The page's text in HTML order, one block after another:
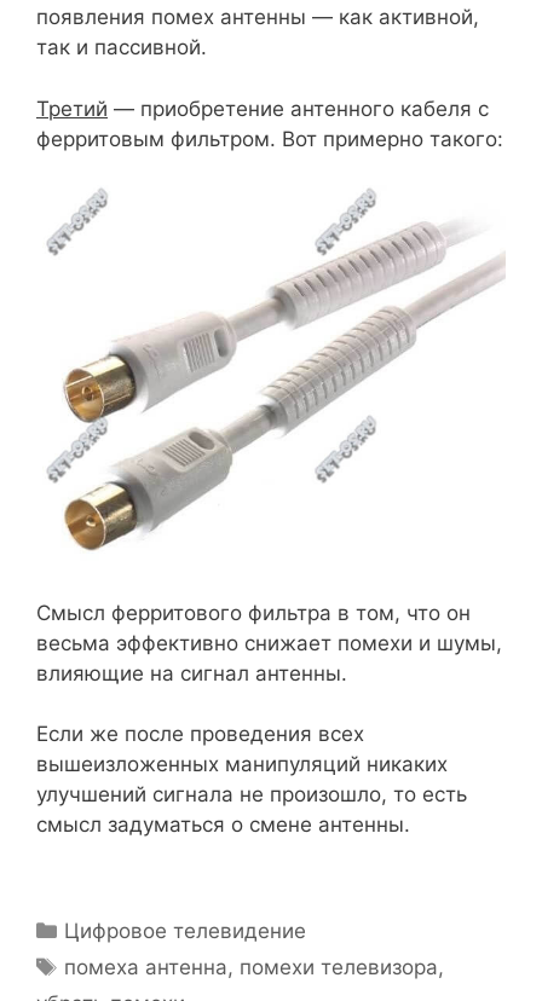
появления помех антенны — как активной,
так и пассивной.
Третий — приобретение антенного кабеля с
ферритовым фильтром. Вот примерно такого:
Смысл ферритового фильтра в том, что он
весьма эффективно снижает помехи и шумы,
влияющие на сигнал антенны.
Если же после проведения всех
вышеизложенных манипуляций никаких
улучшений сигнала не произошло, то есть
смысл задуматься о смене антенны.
Рубрики
Цифровое телевидение
Метки
помеха антенна, помехи телевизора,